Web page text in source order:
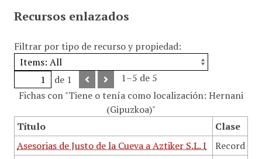
Recursos enlazados
Filtrar por tipo de recurso y propiedad:
de 1
1–5 de 5
Fichas con "Tiene o tenía como localización: Hernani
(Gipuzkoa)"
Título
Clase
Asesorias de Justo de la Cueva a Aztiker S.L. I
Record